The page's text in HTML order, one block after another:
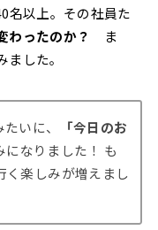
名以上。その社員た
わったのか？
ま
した。
いに、
「今日のお
になりました！ も
く楽しみが増えまし